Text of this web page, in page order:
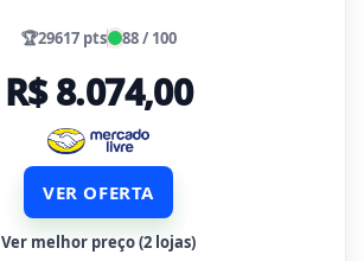
🏆29617 pts 88 / 100
R$ 8.074,00
VER OFERTA
Ver melhor preço (2 lojas)